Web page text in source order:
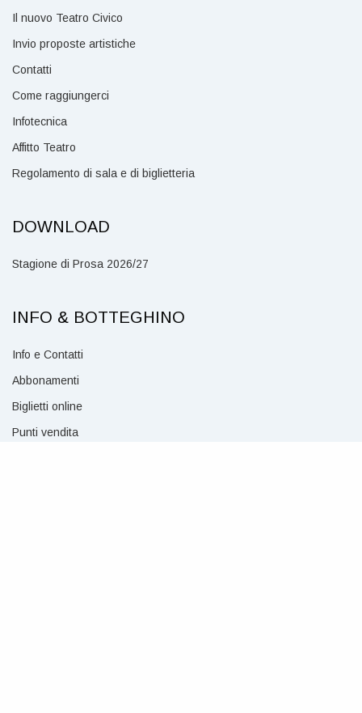
Il nuovo Teatro Civico
Invio proposte artistiche
Contatti
Come raggiungerci
Infotecnica
Affitto Teatro
Regolamento di sala e di biglietteria
DOWNLOAD
Stagione di Prosa 2026/27
INFO & BOTTEGHINO
Info e Contatti
Abbonamenti
Biglietti online
Punti vendita